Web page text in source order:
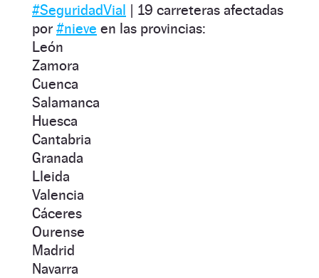
#SeguridadVial | 19 carreteras afectadas
por #nieve en las provincias:
León
Zamora
Cuenca
Salamanca
Huesca
Cantabria
Granada
Lleida
Valencia
Cáceres
Ourense
Madrid
Navarra